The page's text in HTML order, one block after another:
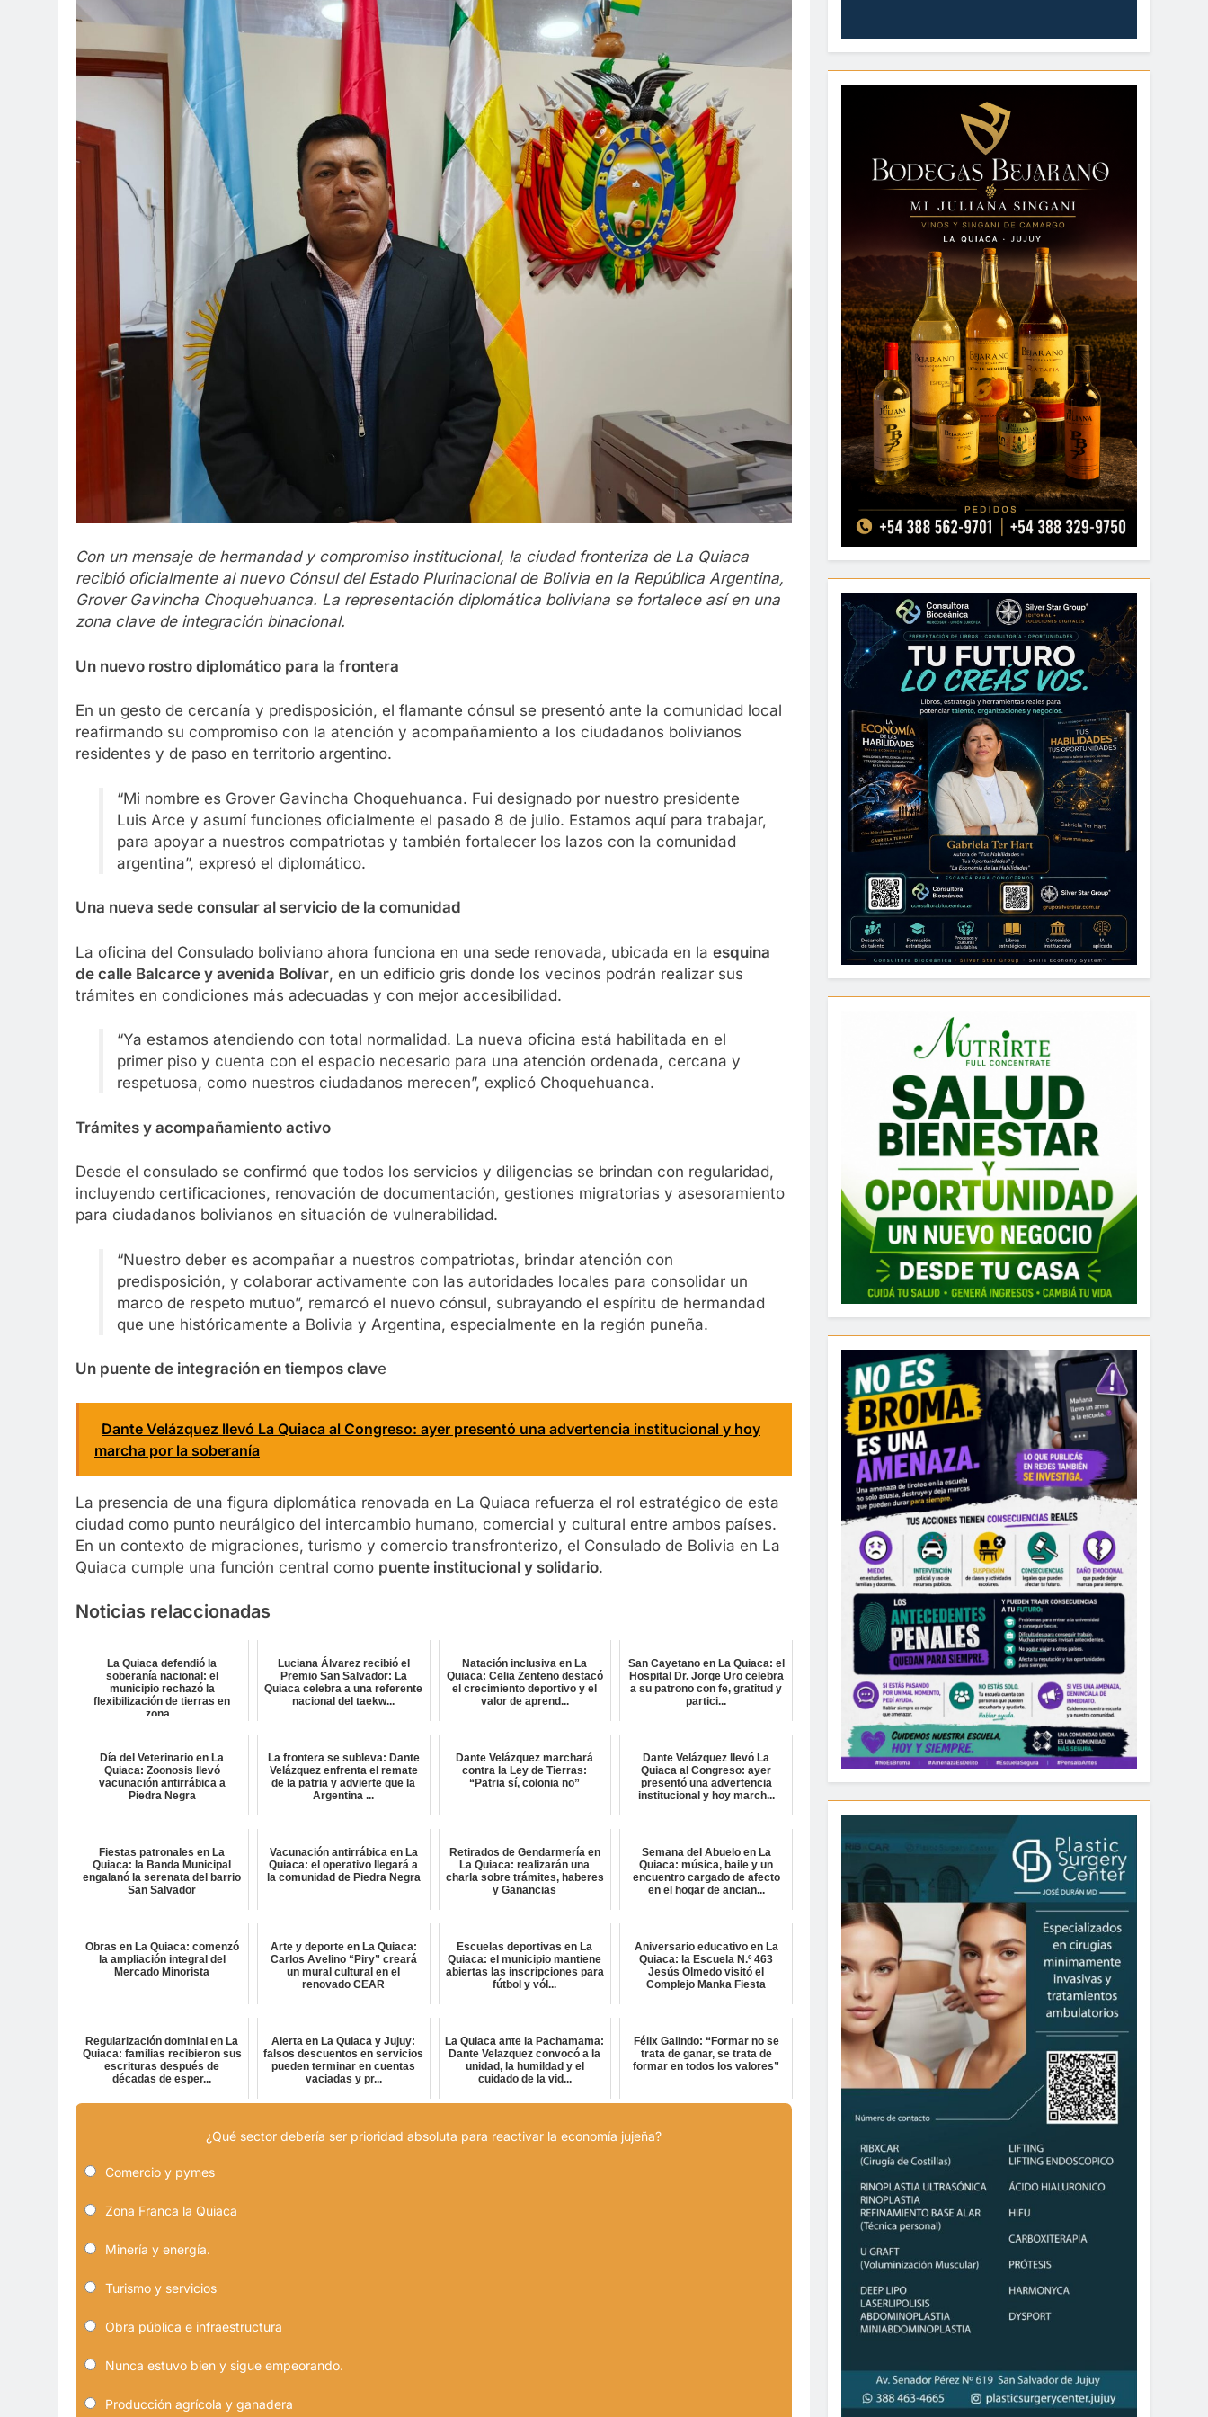
Con un mensaje de hermandad y compromiso institucional, la ciudad fronteriza de La Quiaca
recibió oficialmente al nuevo Cónsul del Estado Plurinacional de Bolivia en la República Argentina,
Grover Gavincha Choquehuanca. La representación diplomática boliviana se fortalece así en una
zona clave de integración binacional.
Un nuevo rostro diplomático para la frontera
En un gesto de cercanía y predisposición, el flamante cónsul se presentó ante la comunidad local
reafirmando su compromiso con la atención y acompañamiento a los ciudadanos bolivianos
residentes y de paso en territorio argentino.
“Mi nombre es Grover Gavincha Choquehuanca. Fui designado por nuestro presidente
Luis Arce y asumí funciones oficialmente el pasado 8 de julio. Estamos aquí para trabajar,
para apoyar a nuestros compatriotas y también fortalecer los lazos con la comunidad
argentina”, expresó el diplomático.
Una nueva sede consular al servicio de la comunidad
La oficina del Consulado boliviano ahora funciona en una sede renovada, ubicada en la esquina
de calle Balcarce y avenida Bolívar, en un edificio gris donde los vecinos podrán realizar sus
trámites en condiciones más adecuadas y con mejor accesibilidad.
“Ya estamos atendiendo con total normalidad. La nueva oficina está habilitada en el
primer piso y cuenta con el espacio necesario para una atención ordenada, cercana y
respetuosa, como nuestros ciudadanos merecen”, explicó Choquehuanca.
Trámites y acompañamiento activo
Desde el consulado se confirmó que todos los servicios y diligencias se brindan con regularidad,
incluyendo certificaciones, renovación de documentación, gestiones migratorias y asesoramiento
para ciudadanos bolivianos en situación de vulnerabilidad.
“Nuestro deber es acompañar a nuestros compatriotas, brindar atención con
predisposición, y colaborar activamente con las autoridades locales para consolidar un
marco de respeto mutuo”, remarcó el nuevo cónsul, subrayando el espíritu de hermandad
que une históricamente a Bolivia y Argentina, especialmente en la región puneña.
Un puente de integración en tiempos clave
Dante Velázquez llevó La Quiaca al Congreso: ayer presentó una advertencia institucional y hoy
marcha por la soberanía
La presencia de una figura diplomática renovada en La Quiaca refuerza el rol estratégico de esta
ciudad como punto neurálgico del intercambio humano, comercial y cultural entre ambos países.
En un contexto de migraciones, turismo y comercio transfronterizo, el Consulado de Bolivia en La
Quiaca cumple una función central como puente institucional y solidario.
Noticias relaccionadas
La Quiaca defendió la
soberanía nacional: el
municipio rechazó la
flexibilización de tierras en
zona...
Luciana Álvarez recibió el
Premio San Salvador: La
Quiaca celebra a una referente
nacional del taekw...
Natación inclusiva en La
Quiaca: Celia Zenteno destacó
el crecimiento deportivo y el
valor de aprend...
San Cayetano en La Quiaca: el
Hospital Dr. Jorge Uro celebra
a su patrono con fe, gratitud y
partici...
Día del Veterinario en La
Quiaca: Zoonosis llevó
vacunación antirrábica a
Piedra Negra
La frontera se subleva: Dante
Velázquez enfrenta el remate
de la patria y advierte que la
Argentina ...
Dante Velázquez marchará
contra la Ley de Tierras:
“Patria sí, colonia no”
Dante Velázquez llevó La
Quiaca al Congreso: ayer
presentó una advertencia
institucional y hoy march...
Fiestas patronales en La
Quiaca: la Banda Municipal
engalanó la serenata del barrio
San Salvador
Vacunación antirrábica en La
Quiaca: el operativo llegará a
la comunidad de Piedra Negra
Retirados de Gendarmería en
La Quiaca: realizarán una
charla sobre trámites, haberes
y Ganancias
Semana del Abuelo en La
Quiaca: música, baile y un
encuentro cargado de afecto
en el hogar de ancian...
Obras en La Quiaca: comenzó
la ampliación integral del
Mercado Minorista
Arte y deporte en La Quiaca:
Carlos Avelino “Piry” creará
un mural cultural en el
renovado CEAR
Escuelas deportivas en La
Quiaca: el municipio mantiene
abiertas las inscripciones para
fútbol y vól...
Aniversario educativo en La
Quiaca: la Escuela N.º 463
Jesús Olmedo visitó el
Complejo Manka Fiesta
Regularización dominial en La
Quiaca: familias recibieron sus
escrituras después de
décadas de esper...
Alerta en La Quiaca y Jujuy:
falsos descuentos en servicios
pueden terminar en cuentas
vaciadas y pr...
La Quiaca ante la Pachamama:
Dante Velazquez convocó a la
unidad, la humildad y el
cuidado de la vid...
Félix Galindo: “Formar no se
trata de ganar, se trata de
formar en todos los valores”
¿Qué sector debería ser prioridad absoluta para reactivar la economía jujeña?
Comercio y pymes
Zona Franca la Quiaca
Minería y energía.
Turismo y servicios
Obra pública e infraestructura
Nunca estuvo bien y sigue empeorando.
Producción agrícola y ganadera